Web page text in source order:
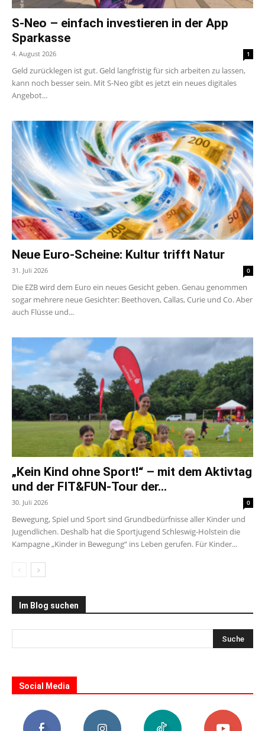
S-Neo – einfach investieren in der App
Sparkasse
4. August 2026 1
Geld zurücklegen ist gut. Geld langfristig für sich arbeiten zu lassen,
kann noch besser sein. Mit S-Neo gibt es jetzt ein neues digitales
Angebot...
Neue Euro-Scheine: Kultur trifft Natur
31. Juli 2026 0
Die EZB wird dem Euro ein neues Gesicht geben. Genau genommen
sogar mehrere neue Gesichter: Beethoven, Callas, Curie und Co. Aber
auch Flüsse und...
„Kein Kind ohne Sport!“ – mit dem Aktivtag
und der FIT&FUN-Tour der...
30. Juli 2026 0
Bewegung, Spiel und Sport sind Grundbedürfnisse aller Kinder und
Jugendlichen. Deshalb hat die Sportjugend Schleswig-Holstein die
Kampagne „Kinder in Bewegung“ ins Leben gerufen. Für Kinder...
Im Blog suchen
Social Media